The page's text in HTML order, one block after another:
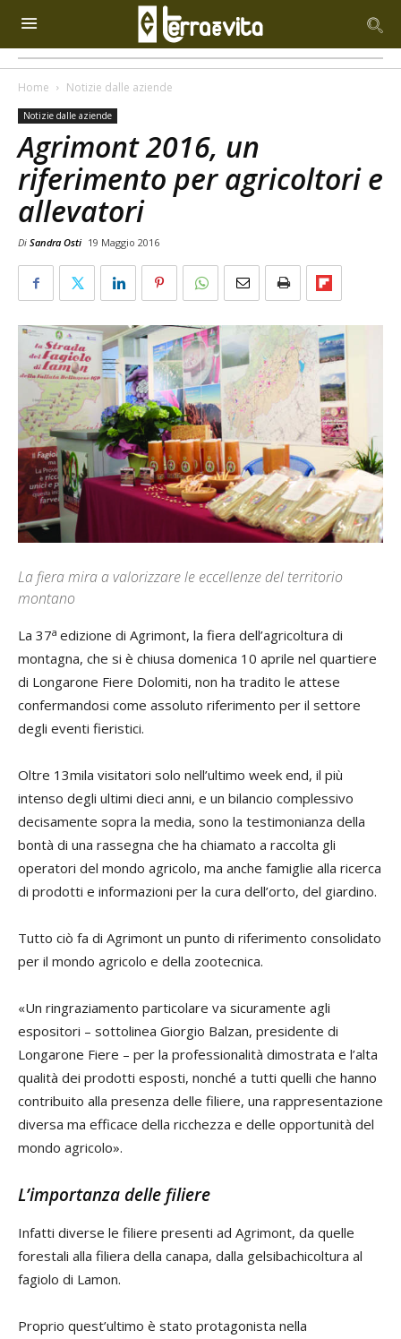
Home Notizie dalle aziende
Notizie dalle aziende
Agrimont 2016, un
riferimento per agricoltori e
allevatori
Di Sandra Osti 19 Maggio 2016
La fiera mira a valorizzare le eccellenze del territorio
montano
La 37a edizione di Agrimont, la fiera dell’agricoltura di
montagna, che si è chiusa domenica 10 aprile nel quartiere
di Longarone Fiere Dolomiti, non ha tradito le attese
confermandosi come assoluto riferimento per il settore
degli eventi fieristici.
Oltre 13mila visitatori solo nell’ultimo week end, il più
intenso degli ultimi dieci anni, e un bilancio complessivo
decisamente sopra la media, sono la testimonianza della
bontà di una rassegna che ha chiamato a raccolta gli
operatori del mondo agricolo, ma anche famiglie alla ricerca
di prodotti e informazioni per la cura dell’orto, del giardino.
Tutto ciò fa di Agrimont un punto di riferimento consolidato
per il mondo agricolo e della zootecnica.
«Un ringraziamento particolare va sicuramente agli
espositori – sottolinea Giorgio Balzan, presidente di
Longarone Fiere – per la professionalità dimostrata e l’alta
qualità dei prodotti esposti, nonché a tutti quelli che hanno
contribuito alla presenza delle filiere, una rappresentazione
diversa ma efficace della ricchezza e delle opportunità del
mondo agricolo».
L’importanza delle filiere
Infatti diverse le filiere presenti ad Agrimont, da quelle
forestali alla filiera della canapa, dalla gelsibachicoltura al
fagiolo di Lamon.
Proprio quest’ultimo è stato protagonista nella